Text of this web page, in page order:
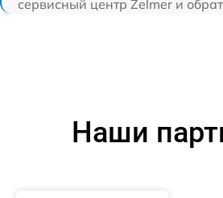
сервисный центр Zelmer и
Наши